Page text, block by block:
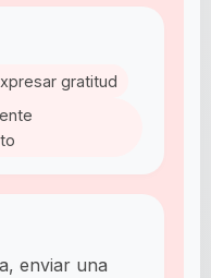
gratitud
enviar una